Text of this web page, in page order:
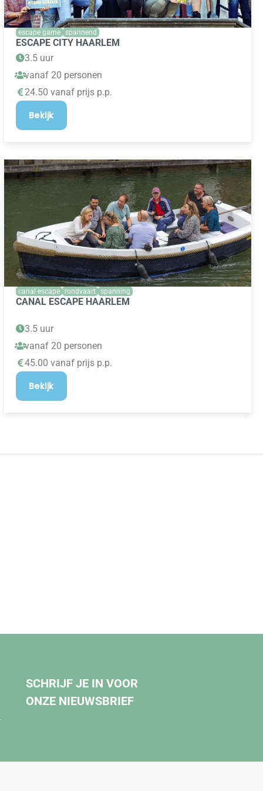
escape game spannend
ESCAPE CITY HAARLEM
3.5 uur
vanaf 20 personen
24.50 vanaf prijs p.p.
Bekijk
canal escape rondvaart spanning
CANAL ESCAPE HAARLEM
3.5 uur
vanaf 20 personen
45.00 vanaf prijs p.p.
Bekijk
SCHRIJF JE IN VOOR
ONZE NIEUWSBRIEF